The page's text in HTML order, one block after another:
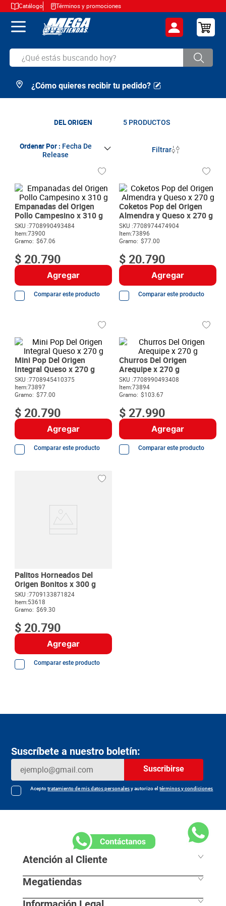
Catálogo Términos y promociones
¿Qué estás buscando hoy?
TÉRMINOS MÁS BUSCADOS
arroz
cafe
6.
azucar
7.
huevos
8.
detergente
9
queso
10. papa
¿Cómo quieres recibir tu pedido?
DEL ORIGEN 5 PRODUCTOS
Ordenar Por
Fecha De
Release
Filtrar
Empanadas del Origen
Pollo Campesino x 310 g
SKU :7708990493484
Item:73900
Gramo: $67.06
$ 20.790
Agregar
Comparar este producto
Coketos Pop del Origen
Almendra y Queso x 270 g
SKU :7708974474904
Item:73896
Gramo: $77.00
$ 20.790
Agregar
Comparar este producto
Mini Pop Del Origen
Integral Queso x 270 g
SKU :7708945410375
Item:73897
Gramo: $77.00
$ 20.790
Agregar
Comparar este producto
Churros Del Origen
Arequipe x 270 g
SKU :7708990493408
Item:73894
Gramo: $103.67
$ 27.990
Agregar
Comparar este producto
Palitos Horneados Del
Origen Bonitos x 300 g
SKU :7709133871824
Item:53618
Gramo: $69.30
$ 20.790
Agregar
Comparar este producto
Suscríbete a nuestro boletín:
Suscribirse
Aceptotratamiento de mis datos personalesy autorizo eltérminos y condiciones
Atención al Cliente
Megatiendas